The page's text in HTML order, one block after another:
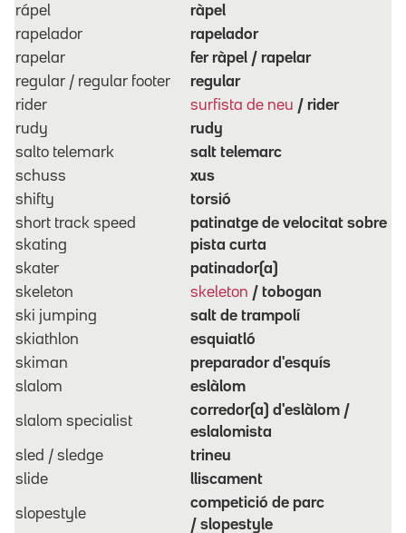
rápel
ràpel
rapelador
rapelador
rapelar
fer ràpel / rapelar
regular / regular footer
regular
rider
surfista de neu / rider
rudy
rudy
salto telemark
salt telemarc
schuss
xus
shifty
torsió
short track speed
skating
patinatge de velocitat sobre
pista curta
skater
patinador(a)
skeleton
skeleton / tobogan
ski jumping
salt de trampolí
skiathlon
esquiatló
skiman
preparador d'esquís
slalom
eslàlom
slalom specialist
corredor(a) d'eslàlom /
eslalomista
sled / sledge
trineu
slide
lliscament
slopestyle
competició de parc
/ slopestyle